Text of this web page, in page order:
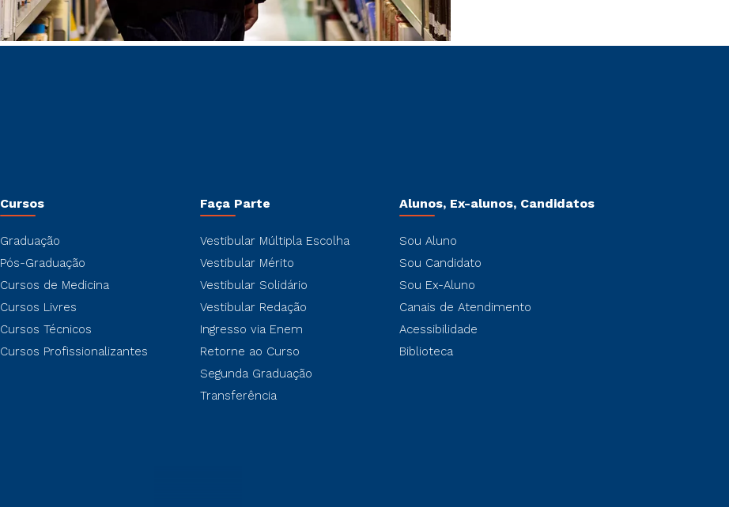
Cursos
Graduação
Pós-Graduação
Cursos de Medicina
Cursos Livres
Cursos Técnicos
Cursos Profissionalizantes
Faça Parte
Vestibular Múltipla Escolha
Vestibular Mérito
Vestibular Solidário
Vestibular Redação
Ingresso via Enem
Retorne ao Curso
Segunda Graduação
Transferência
Alunos, Ex-alunos, Candidatos
Sou Aluno
Sou Candidato
Sou Ex-Aluno
Canais de Atendimento
Acessibilidade
Biblioteca